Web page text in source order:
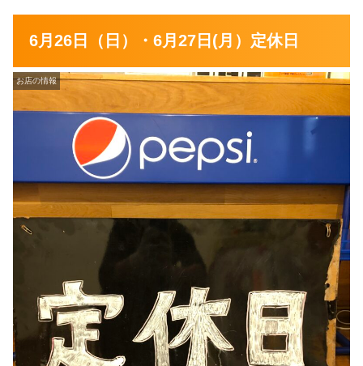
6月26日（日）・6月27日(月）定休日
お店の情報